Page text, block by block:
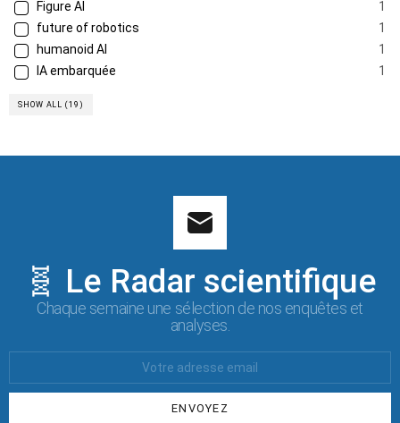
Figure AI
1
future of robotics
1
humanoid AI
1
IA embarquée
1
SHOW ALL (19)
🧬 Le Radar scientifique
Chaque semaine une sélection de nos enquêtes et
analyses.
: